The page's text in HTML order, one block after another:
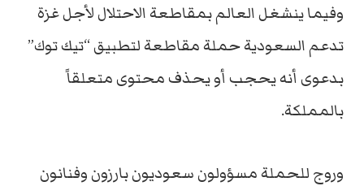
وفيما ينشغل العالم بمقاطعة الاحتلال لأجل غزة
تدعم السعودية حملة مقاطعة لتطبيق “تيك توك”
بدعوى أنه يحجب أو يحذف محتوى متعلقاً
بالمملكة.
وروج للحملة مسؤولون سعوديون بارزون وفنانون